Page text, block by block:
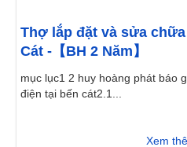
Thợ lắp đặt và sửa
Cát -【BH 2 Năm】
mục lục1 2 huy hoàng phát báo
điện tại bến cát2.1...
Xem